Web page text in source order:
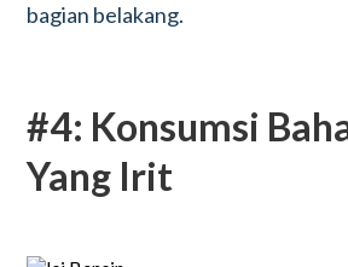
bagian belakang.
#4: Konsumsi
Yang Irit